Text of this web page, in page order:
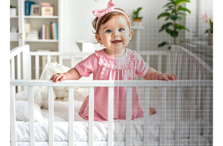
l'invisibilité pendant la
nuit, la lumière
infrarouge assure à votre
bébé un sommeil
tranquille. Il ne s'active
que lorsque l'alarme se
déclenche, minimisant
les perturbations. En
outre, le moniteur
permet de connecter
facilement jusqu'à
quatre caméras
supplémentaires dans
des pièces d'une portée